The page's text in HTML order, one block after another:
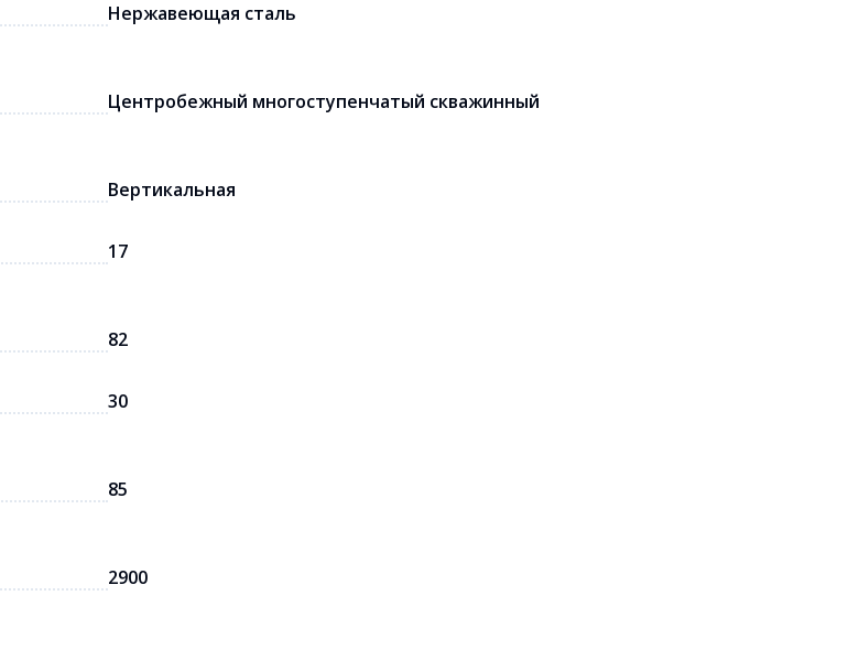
Нержавеющая сталь
Центробежный многоступенчатый скважинный
Вертикальная
17
82
30
85
2900